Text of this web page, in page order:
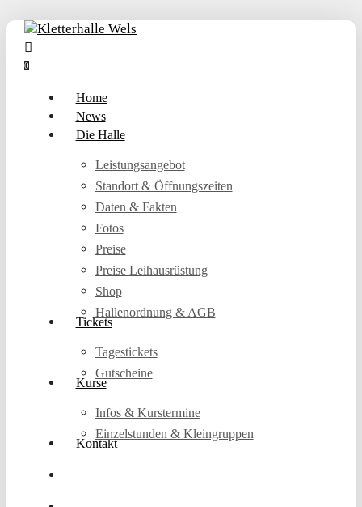
Skip
main
search
account
0
Home
News
Die Halle
Leistungsangebot
Standort & Öffnungszeiten
Daten & Fakten
Fotos
Preise
Preise Leihausrüstung
Shop
Hallenordnung & AGB
Tickets
Tagestickets
Gutscheine
Kurse
Infos & Kurstermine
Einzelstunden & Kleingruppen
Kontakt
Cart